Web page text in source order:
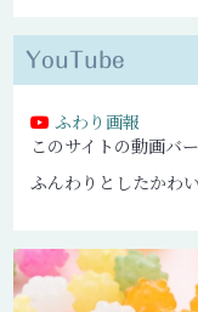
YouTube
ふわり画報
このサイトの動画バ
ふんわりとしたかわ